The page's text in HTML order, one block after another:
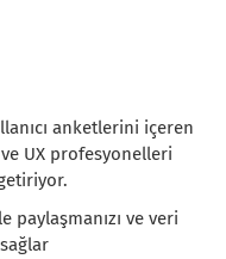
anketlerini içeren
UX profesyonelleri
paylaşmanızı ve veri